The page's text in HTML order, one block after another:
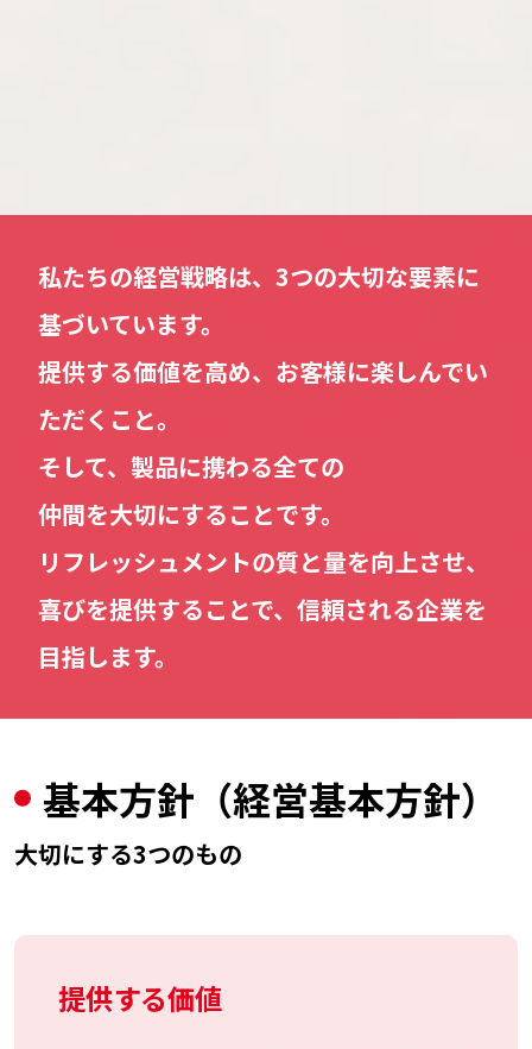
私たちの経営戦略は、3つの大切な要素に
基づいています。
提供する価値を高め、お客様に楽しんでい
ただくこと。
そして、製品に携わる全ての
仲間を大切にすることです。
リフレッシュメントの質と量を向上させ、
喜びを提供することで、信頼される企業を
目指します。
基本方針 （経営基本方針）
大切にする3つのもの
提供する価値